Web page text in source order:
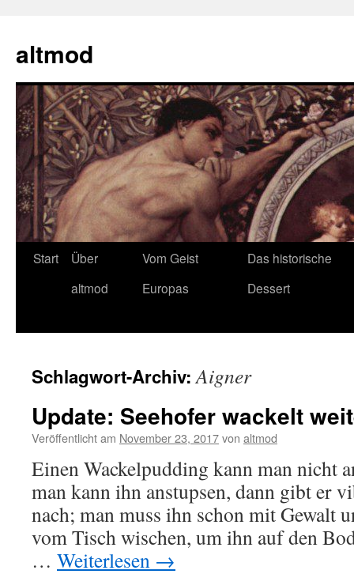
springen
altmod
Start
Über
altmod
Vom Geist
Europas
Das historische
Dessert
Schlagwort-Archiv:Aigner
Update: Seehofer wackelt
Veröffentlicht am November 23, 2017von altmod
Einen Wackelpudding kann man nicht
man kann ihn anstupsen, dann gibt er
nach; man muss ihn schon mit Gewalt
vom Tisch wischen, um ihn auf den
… Weiterlesen →